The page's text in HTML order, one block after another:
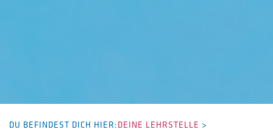
DU BEFINDEST DICH HIER:DEINE LEHRSTELLE >